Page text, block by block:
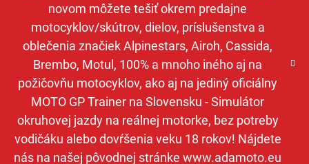
novom môžete tešiť okrem predajne
motocyklov/skútrov, dielov, príslušenstva a
oblečenia značiek Alpinestars, Airoh, Cassida,
Brembo, Motul, 100% a mnoho iného aj na
požičovňu motocyklov, ako aj na jediný oficiálny
MOTO GP Trainer na Slovensku - Simulátor
okruhovej jazdy na reálnej motorke, bez potreby
vodičáku alebo dovŕšenia veku 18 rokov! Nájdete
nás na našej pôvodnej stránke www.adamoto.eu